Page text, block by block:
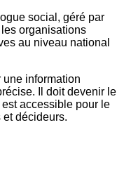
social, géré par
les organisations
au niveau national
une information
Il doit devenir le
accessible pour le
décideurs.